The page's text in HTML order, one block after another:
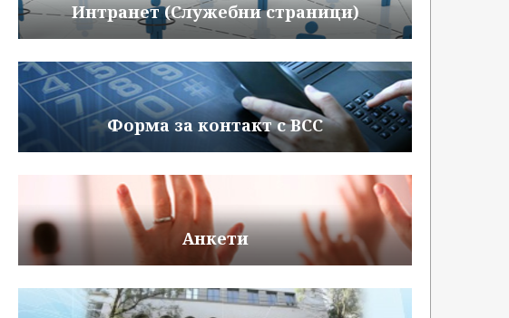
Интранет (Служебни страници)
Форма за контакт с ВСС
Анкети